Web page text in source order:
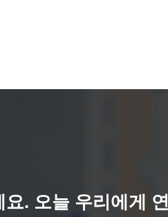
. 오늘 우리에게